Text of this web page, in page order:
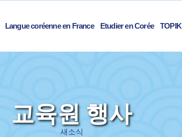
Langue coréenne en France Etudier en Corée TOPIK
교육원 행사
새소식